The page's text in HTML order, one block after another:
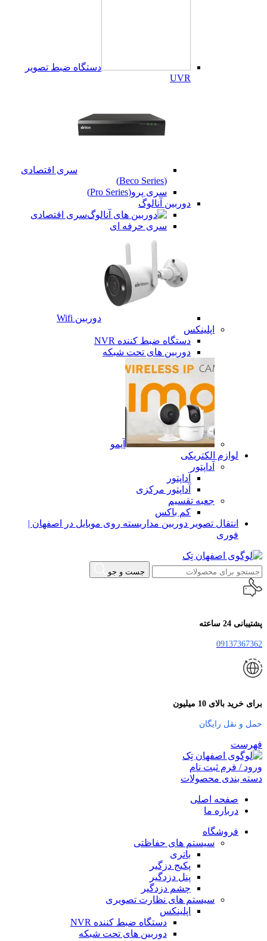
دستگاه ضبط تصویر
UVR
سری اقتصادی
(Beco Series)
سری پرو(Pro Series)
دوربین آنالوگ
سری اقتصادی
سری حرفه ای
دوربین Wifi
اپلینکس
دستگاه ضبط کننده NVR
دوربین های تحت شبکه
آیمو
لوازم الکتریکی
آداپتور
آداپتور
آداپتور مرکزی
جعبه تقسیم
کم باکس
انتقال تصویر دوربین مداربسته روی موبایل در اصفهان |
فوری
جست و جو
پشتیبانی 24 ساعته
09137367362
برای خرید بالای 10 میلیون
حمل و نقل رایگان
فهرست
ورود / فرم ثبت نام
دسته بندی محصولات
صفحه اصلی
درباره ما
فروشگاه
سیستم های حفاظتی
باتری
پکیج دزگیر
پنل دزدگیر
چشم دزدگیر
سیستم های نظارت تصویری
اپلینکس
دستگاه ضبط کننده NVR
دوربین های تحت شبکه